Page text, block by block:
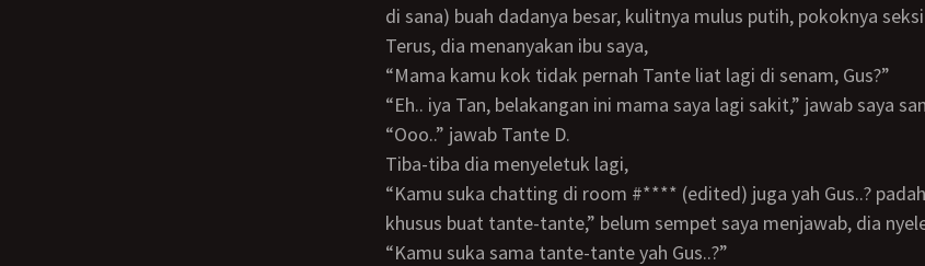
di sana) buah dadanya besar, kulitnya mulus putih, pokoknya
Terus, dia menanyakan ibu saya,
“Mama kamu kok tidak pernah Tante liat lagi di senam, Gus?”
“Eh.. iya Tan, belakangan ini mama saya lagi sakit,” jawab saya
“Ooo..” jawab Tante D.
Tiba-tiba dia menyeletuk lagi,
“Kamu suka chatting di room #**** (edited) juga yah Gus..? padahal itu room khan
khusus buat tante-tante,” belum sempet saya menjawab, dia
“Kamu suka sama tante-tante yah Gus..?”